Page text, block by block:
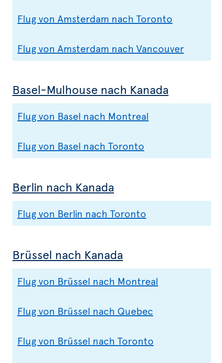
Flug von Amsterdam nach Toronto
Flug von Amsterdam nach Vancouver
Basel-Mulhouse nach Kanada
Flug von Basel nach Montreal
Flug von Basel nach Toronto
Berlin nach Kanada
Flug von Berlin nach Toronto
Brüssel nach Kanada
Flug von Brüssel nach Montreal
Flug von Brüssel nach Quebec
Flug von Brüssel nach Toronto